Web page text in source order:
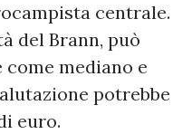
centrale.
del Brann, può
mediano e
potrebbe
euro.